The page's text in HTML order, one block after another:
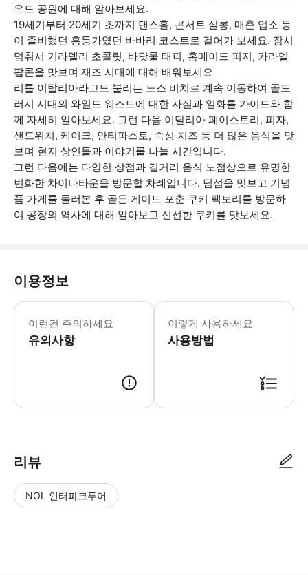
우드 공원에 대해 알아보세요.
19세기부터 20세기 초까지 댄스홀, 콘서트 살롱, 매춘 업소 등
이 즐비했던 홍등가였던 바바리 코스트로 걸어가 보세요. 잠시
멈춰서 기라델리 초콜릿, 바닷물 태피, 홈메이드 퍼지, 카라멜
팝콘을 맛보며 재즈 시대에 대해 배워보세요
리틀 이탈리아라고도 불리는 노스 비치로 계속 이동하여 골드
러시 시대의 와일드 웨스트에 대한 사실과 일화를 가이드와 함
께 자세히 알아보세요. 그런 다음 이탈리아 페이스트리, 피자,
샌드위치, 케이크, 안티파스토, 숙성 치즈 등 더 많은 음식을 맛
보며 현지 상인들과 이야기를 나눌 시간입니다.
그런 다음에는 다양한 상점과 길거리 음식 노점상으로 유명한
번화한 차이나타운을 방문할 차례입니다. 딤섬을 맛보고 기념
품 가게를 둘러본 후 골든 게이트 포춘 쿠키 팩토리를 방문하
여 공장의 역사에 대해 알아보고 신선한 쿠키를 맛보세요.
이용정보
이런건 주의하세요
유의사항
* 소요시간 : 270분 (옵션에 따라 소
이렇게 사용하세요
사용방법
리뷰
NOL 인터파크투어